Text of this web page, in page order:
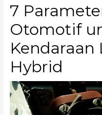
7
Otomotif
Kendaraan
Hybrid